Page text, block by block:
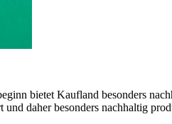
bietet Kaufland besonders
daher besonders nachhaltig